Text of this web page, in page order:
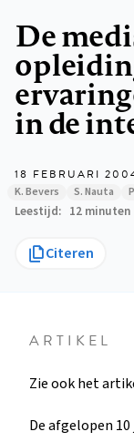
De
in de
18 FEBRUARI
K. Bevers S. Nauta
Leestijd 12 minuten
Citeren
ARTIKEL
Zie ook het
De afgelopen